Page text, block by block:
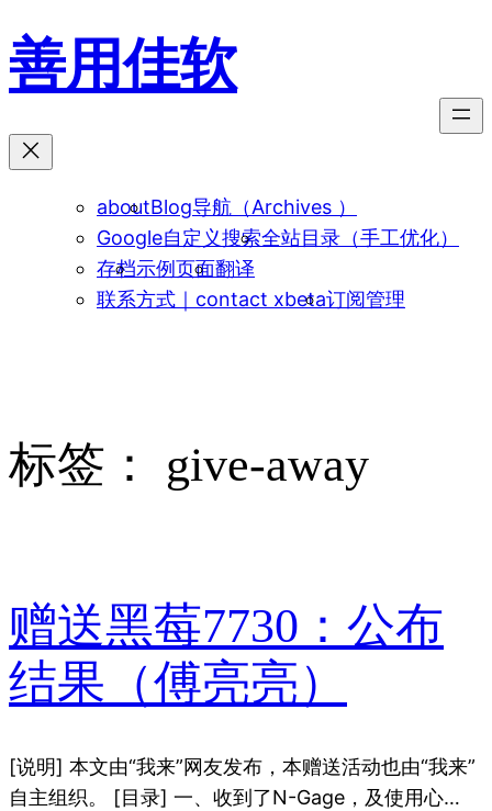
至
内
善用佳软
aboutBlog导航（Archives ）
Google自定义搜索全站目录（手工优化）
存档示例页面翻译
联系方式｜contact xbeta订阅管理
标签： give-away
赠送黑莓7730：公布
结果（傅亮亮）
[说明] 本文由“我来”网友发布，本赠送活动也由“我来”
自主组织。 [目录] 一、收到了N-Gage，及使用心…